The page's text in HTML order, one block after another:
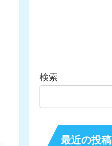
検索
最近の投稿